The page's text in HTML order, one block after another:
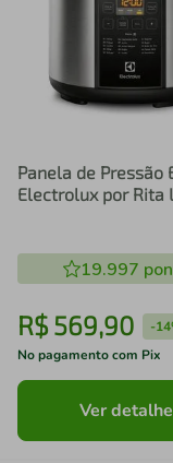
Panela de Pressão
Electrolux por Rita
19.997
R$569,90 -
No pagamento com Pix
Ver